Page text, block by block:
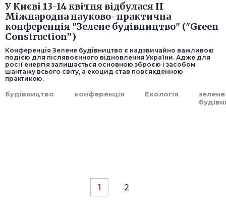
У Києві 13-14 квітня відбулася II
Міжнародна науково-практична
конференція "Зелене будівництво" ("Green
Construction”)
Конференція Зелене будівництво є надзвичайно важливою
подією для післявоєнного відновлення України. Адже для
росії енергія залишається основною зброєю і засобом
шантажу всього світу, а екоцид став повсякденною
практикою.
будівництво конференція Екологія
зелене
1 2